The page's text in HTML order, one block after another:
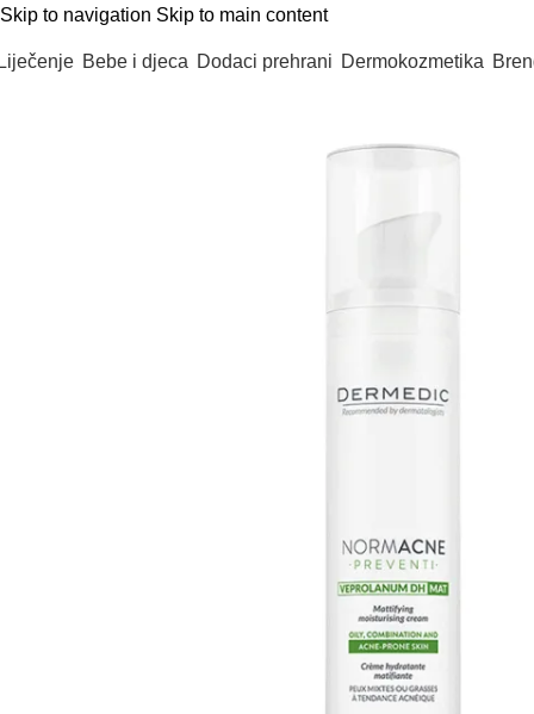
Skip to navigation Skip to main content
Bebe i djeca Dodaci prehrani Dermokozmetika